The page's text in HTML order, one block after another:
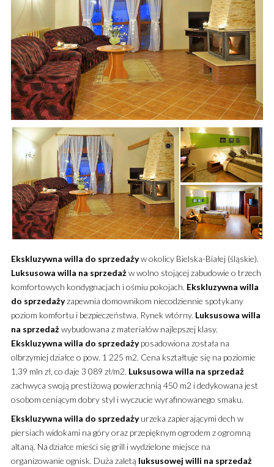
Ekskluzywna willa do sprzedażyw okolicy Bielska-Białej (śląskie).
Luksusowa willa na sprzedażw wolno stojącej zabudowie o trzech
komfortowych kondygnacjach i ośmiu pokojach. Ekskluzywna willa
do sprzedażyzapewnia domownikom niecodziennie spotykany
poziom komfortu i bezpieczeństwa. Rynek wtórny. Luksusowa willa
na sprzedażwybudowana z materiałów najlepszej klasy.
Ekskluzywna willa do sprzedażyposadowiona została na
olbrzymiej działce o pow. 1 225 m2. Cena kształtuje się na poziomie
1,39 mln zł, co daje 3 089 zł/m2. Luksusowa willa na sprzedaż
zachwyca swoją prestiżową powierzchnią 450 m2 i dedykowana jest
osobom ceniącym dobry styl i wyczucie wyrafinowanego smaku.
Ekskluzywna willa do sprzedażyurzeka zapierającymi dech w
piersiach widokami na góry oraz przepięknym ogrodem z ogromną
altaną. Na działce mieści się grill i wydzielone miejsce na
organizowanie ognisk. Duża zaletą luksusowej willi na sprzedaż